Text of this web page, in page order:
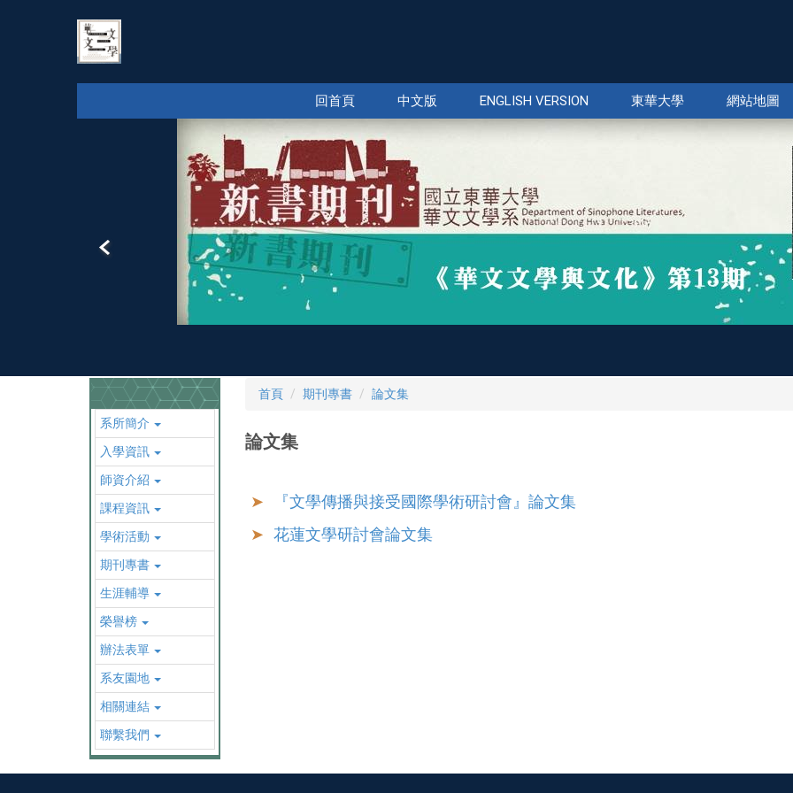
回首頁 中文版 ENGLISH VERSION 東華大學 網站地圖
系所簡介
入學資訊
師資介紹
課程資訊
學術活動
期刊專書
生涯輔導
榮譽榜
辦法表單
系友園地
相關連結
聯繫我們
首頁 期刊專書 論文集
論文集
『文學傳播與接受國際學術研討會』論文集
花蓮文學研討會論文集